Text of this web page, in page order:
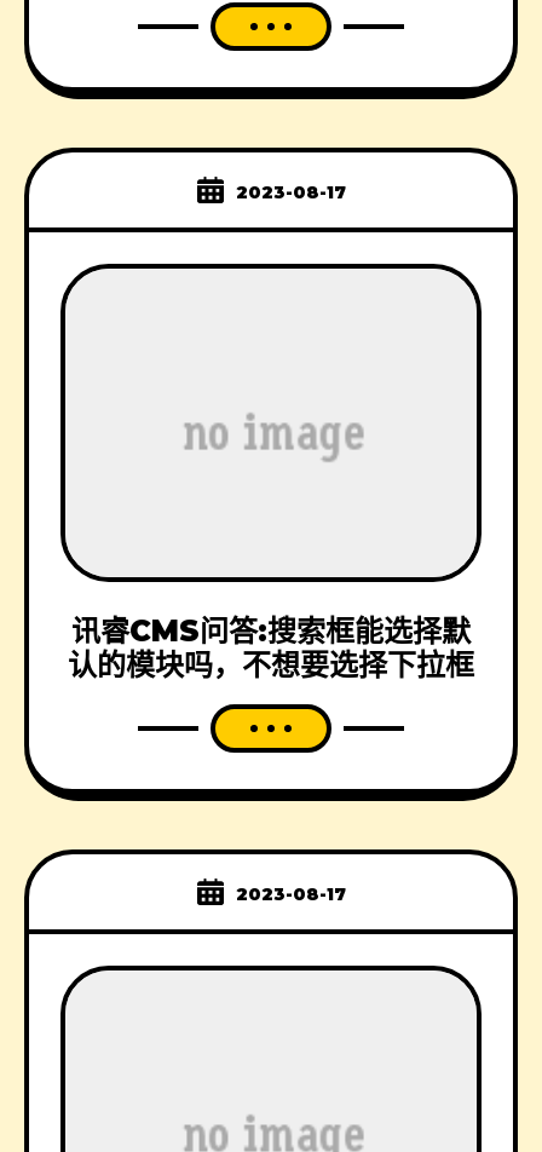
2023-08-17
讯睿CMS问答:搜索框能选择默
认的模块吗，不想要选择下拉框
2023-08-17